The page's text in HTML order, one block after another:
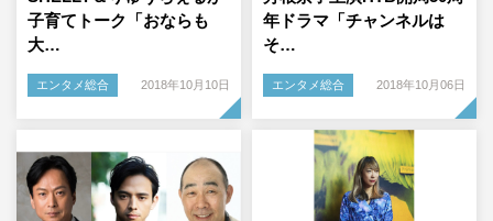
子育てトーク「おならも
大…
エンタメ総合 2018年10月10日
年ドラマ「チャンネルは
そ…
エンタメ総合 2018年10月06日